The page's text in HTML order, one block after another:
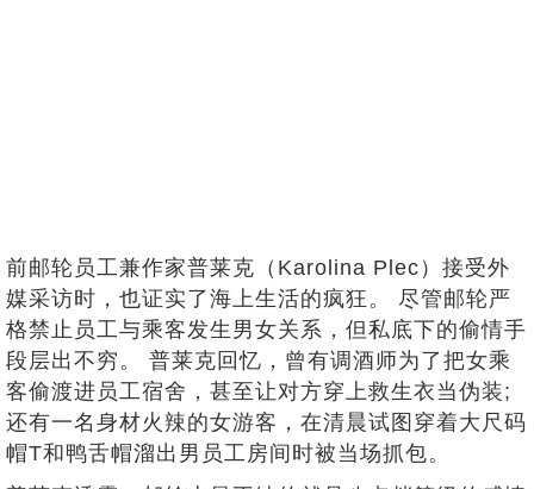
前邮轮员工兼作家普莱克（Karolina Plec）接受外
媒采访时，也证实了海上生活的疯狂。 尽管邮轮严
格禁止员工与乘客发生男女关系，但私底下的偷情手
段层出不穷。 普莱克回忆，曾有调酒师为了把女乘
客偷渡进员工宿舍，甚至让对方穿上救生衣当伪装;
还有一名身材火辣的女游客，在清晨试图穿着大尺码
帽T和鸭舌帽溜出男员工房间时被当场抓包。